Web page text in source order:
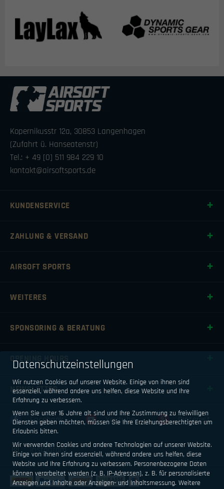
Kopernikusstr 12a, 30853 Langenhagen
(Zufahrt ü. Hanseatenstr)
Tel.: + 49 [0] 511 984 229 10
kontakt@airsoftsports.de
KUNDENSERVICE
ZAHLUNG & VERSAND
AIRSOFT SPORTS
WEITERES
SPONSORING & BERATUNG
OPENING HOURS
NEWSLETTER
Facebook Youtube Pinterest
Instagram
Datenschutzeinstellungen
Wir nutzen Cookies auf unserer Website. Einige von ihnen sind
essenziell, während andere uns helfen, diese Website und Ihre
Erfahrung zu verbessern.
Wenn Sie unter 16 Jahre alt sind und Ihre Zustimmung zu freiwilligen
Diensten geben möchten, müssen Sie Ihre Erziehungsberechtigten um
Erlaubnis bitten.
Wir verwenden Cookies und andere Technologien auf unserer Website.
Einige von ihnen sind essenziell, während andere uns helfen, diese
Website und Ihre Erfahrung zu verbessern. Personenbezogene Daten
können verarbeitet werden (z. B. IP-Adressen), z. B. für personalisierte
Anzeigen und Inhalte oder Anzeigen- und Inhaltsmessung. Weitere